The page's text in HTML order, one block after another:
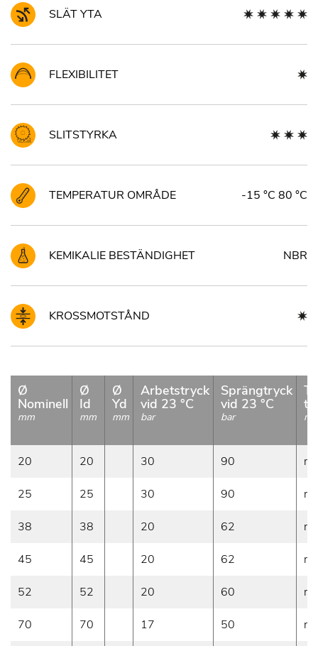
SLÄT YTA
FLEXIBILITET
SLITSTYRKA
TEMPERATUR OMRÅDE -15 °C 80 °C
KEMIKALIE BESTÄNDIGHET NBR
KROSSMOTSTÅND
Ø
Nominell
mm
Ø
Id
mm
Ø
Yd
mm
Arbetstryck
vid 23 °C
bar
Sprängtryck
vid 23 °C
bar
20 20 30 90
25 25 30 90
38 38 20 62
45 45 20 62
52 52 20 60
70 70 17 50